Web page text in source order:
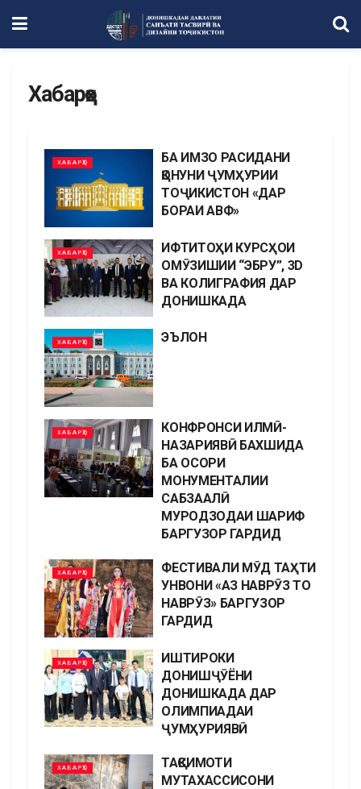
Хабарҳо
ХАБАРҲО
БА ИМЗО РАСИДАНИ
ҚОНУНИ ҶУМҲУРИИ
ТОҶИКИСТОН «ДАР
БОРАИ АВФ»
ХАБАРҲО
ИФТИТОҲИ КУРСҲОИ
ОМӮЗИШИИ “ЭБРУ”, 3D
ВА КОЛИГРАФИЯ ДАР
ДОНИШКАДА
ХАБАРҲО ЭЪЛОН
ХАБАРҲО
КОНФРОНСИ ИЛМӢ-
НАЗАРИЯВӢ БАХШИДА
БА ОСОРИ
МОНУМЕНТАЛИИ
САБЗААЛӢ
МУРОДЗОДАИ ШАРИФ
БАРГУЗОР ГАРДИД
ХАБАРҲО
ФЕСТИВАЛИ МӮД ТАҲТИ
УНВОНИ «АЗ НАВРӮЗ ТО
НАВРӮЗ» БАРГУЗОР
ГАРДИД
ХАБАРҲО
ИШТИРОКИ
ДОНИШҶӮЁНИ
ДОНИШКАДА ДАР
ОЛИМПИАДАИ
ҶУМҲУРИЯВӢ
ХАБАРҲО
ТАҚСИМОТИ
МУТАХАССИСОНИ